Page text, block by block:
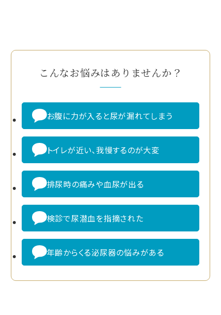
こんなお悩みはありませんか？
お腹に力が入ると尿が漏れてしまう
トイレが近い、我慢するのが大変
排尿時の痛みや血尿が出る
検診で尿潜血を指摘された
年齢からくる泌尿器の悩みがある